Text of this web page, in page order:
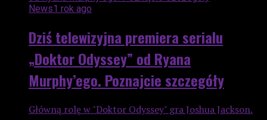
News1 rok ago
Dziś telewizyjna premiera serialu
„Doktor Odyssey” od Ryana
Murphy’ego. Poznajcie szczegóły
Główną rolę w "Doktor Odyssey" gra Joshua Jackson.